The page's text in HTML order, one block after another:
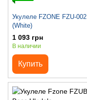
Укулеле FZONE FZU-002
(White)
1 093 грн
В наличии
Купить